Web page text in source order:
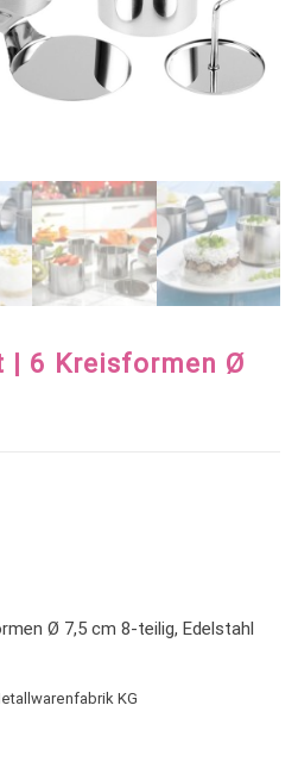
| 6 Kreisformen Ø
Ø 7,5 cm 8-teilig, Edelstahl
KG